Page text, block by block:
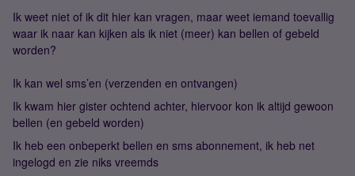
Ik weet niet of ik dit hier kan vragen, maar weet iemand toevallig
waar ik naar kan kijken als ik niet (meer) kan bellen of gebeld
worden?
Ik kan wel sms’en (verzenden en ontvangen)
Ik kwam hier gister ochtend achter, hiervoor kon ik altijd gewoon
bellen (en gebeld worden)
Ik heb een onbeperkt bellen en sms abonnement, ik heb net
ingelogd en zie niks vreemds